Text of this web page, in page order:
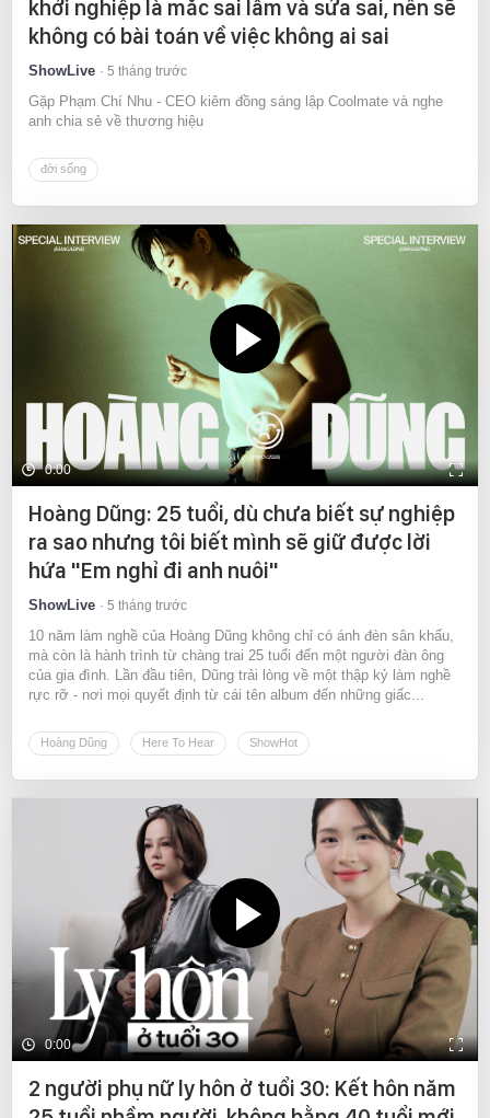
khởi nghiệp là mắc sai lầm và sửa sai, nên sẽ
không có bài toán về việc không ai sai
ShowLive 5 tháng trước
Gặp Phạm Chí Nhu - CEO kiêm đồng sáng lập Coolmate và nghe
anh chia sẻ về thương hiệu
đời sống
0:00
Hoàng Dũng: 25 tuổi, dù chưa biết sự nghiệp
ra sao nhưng tôi biết mình sẽ giữ được lời
hứa "Em nghỉ đi anh nuôi"
ShowLive 5 tháng trước
10 năm làm nghề của Hoàng Dũng không chỉ có ánh đèn sân khấu,
mà còn là hành trình từ chàng trai 25 tuổi đến một người đàn ông
của gia đình. Lần đầu tiên, Dũng trải lòng về một thập kỷ làm nghề
rực rỡ - nơi mọi quyết định từ cái tên album đến những giấc...
Hoàng Dũng Here To Hear ShowHot
0:00
2 người phụ nữ ly hôn ở tuổi 30: Kết hôn năm